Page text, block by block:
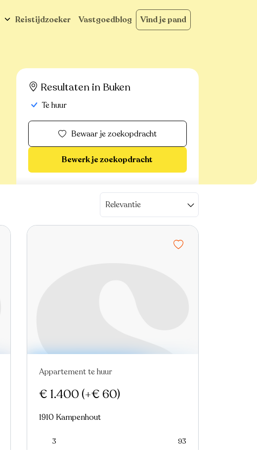
Reistijdzoeker Vastgoedblog Vind je pand
Resultaten in Buken
Te huur
Bewaar je zoekopdracht
Bewerk je zoekopdracht
Relevantie
Appartement te huur
€ 1.400 (+€ 60)
1910 Kampenhout
3 93